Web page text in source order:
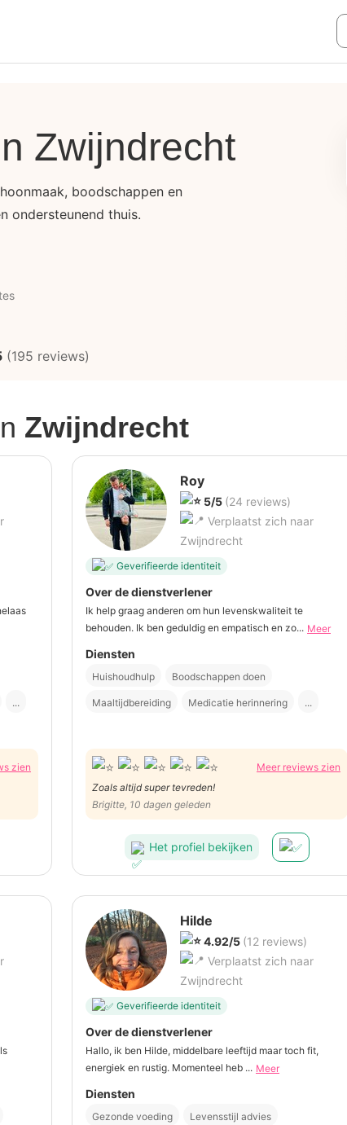
Zwijndrecht
boodschappen en
ondersteunend thuis.
(195 reviews)
Zwijndrecht
...
zien
Roy
5/5 (24 reviews)
Verplaatst zich naar
Zwijndrecht
Geverifieerde identiteit
Over de dienstverlener
Ik help graag anderen om hun levenskwaliteit te
behouden. Ik ben geduldig en empatisch en zo... Meer
Diensten
Huishoudhulp Boodschappen doen
Maaltijdbereiding Medicatie herinnering ...
Meer reviews zien
Zoals altijd super tevreden!
Brigitte, 10 dagen geleden
Het profiel bekijken
Hilde
4.92/5 (12 reviews)
Verplaatst zich naar
Zwijndrecht
Geverifieerde identiteit
Over de dienstverlener
Hallo, ik ben Hilde, middelbare leeftijd maar toch fit,
energiek en rustig. Momenteel heb ... Meer
Diensten
Gezonde voeding Levensstijl advies